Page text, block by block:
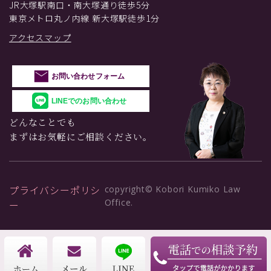
JR大塚駅南口・南大塚通り徒歩5分
東京メトロ丸ノ内線 新大塚駅徒歩1分
アクセスマップ
お問い合わせフォーム
LINEでのお問い合わせ
どんなことでも
まずはお気軽にご相談ください。
プライバシーポリシ
ー
copyright© Kobori Kumiko Law
Office.